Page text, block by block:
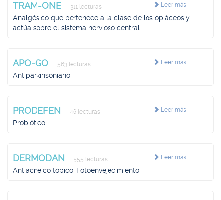
Leer más
TRAM-ONE 311 lecturas
Analgésico que pertenece a la clase de los opiáceos y
actúa sobre el sistema nervioso central
Leer más
APO-GO 563 lecturas
Antiparkinsoniano
Leer más
PRODEFEN 46 lecturas
Probiótico
Leer más
DERMODAN 555 lecturas
Antiacneico tópico, Fotoenvejecimiento